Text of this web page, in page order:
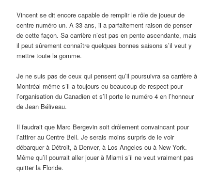
Vincent se dit encore capable de remplir le rôle de joueur de
centre numéro un. À 33 ans, il a parfaitement raison de penser
de cette façon. Sa carrière n’est pas en pente ascendante, mais
il peut sûrement connaître quelques bonnes saisons s’il veut y
mettre toute la gomme.
Je ne suis pas de ceux qui pensent qu’il poursuivra sa carrière à
Montréal même s’il a toujours eu beaucoup de respect pour
l’organisation du Canadien et s’il porte le numéro 4 en l’honneur
de Jean Béliveau.
Il faudrait que Marc Bergevin soit drôlement convaincant pour
l’attirer au Centre Bell. Je serais moins surpris de le voir
débarquer à Détroit, à Denver, à Los Angeles ou à New York.
Même qu’il pourrait aller jouer à Miami s’il ne veut vraiment pas
quitter la Floride.